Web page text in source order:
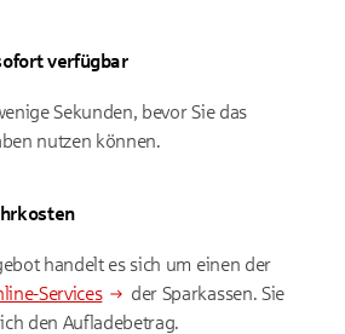
verfügbar
Sekunden, bevor Sie das
nutzen können.
handelt es sich um einen der
Services
der Sparkassen. Sie
den Aufladebetrag.